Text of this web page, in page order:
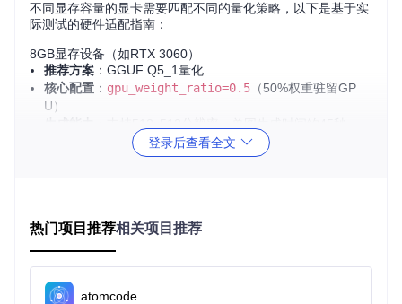
不同显存容量的显卡需要匹配不同的量化策略，以下是基于实
际测试的硬件适配指南：
8GB显存设备（如RTX 3060）
推荐方案 ：GGUF Q5_1量化
核心配置 ： gpu_weight_ratio=0.5 （50%权重驻留GP
U）
：禁用高清修复，LoRA加载不超过2个
12GB显存设备（如RTX 3080）
生成能力：支持768x768分辨率，单图生成时间约25秒
核心配置：gpu_weight_ratio=0.9
登录后查看全文
热门项目推荐相关项目推荐
atomcode